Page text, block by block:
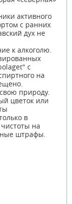
активного
с ранних
дух не
к алкоголю.
с
на
природу.
цветок или
в
на
штрафы.